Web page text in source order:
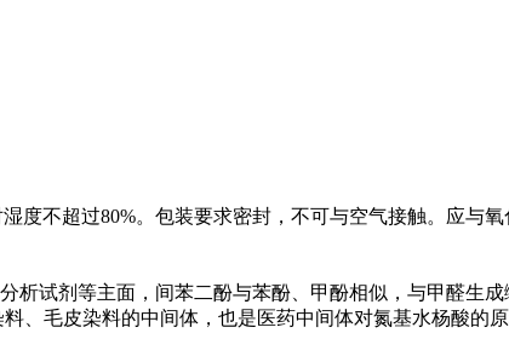
度不超过80%。包装要求密封，不可与空气接触。应与
析试剂等主面，间苯二酚与苯酚、甲酚相似，与甲醛生
、毛皮染料的中间体，也是医药中间体对氮基水杨酸的